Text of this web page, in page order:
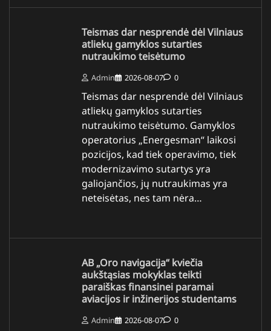
Teismas dar nesprendė dėl Vilniaus
atliekų gamyklos sutarties
nutraukimo teisėtumo
Admin 2026-08-07 0
Teismas dar nesprendė dėl Vilniaus
atliekų gamyklos sutarties
nutraukimo teisėtumo. Gamyklos
operatorius „Energesman“ laikosi
pozicijos, kad tiek operavimo, tiek
modernizavimo sutartys yra
galiojančios, jų nutraukimas yra
neteisėtas, nes tam nėra…
AB „Oro navigacija“ kviečia
aukštąsias mokyklas teikti
paraiškas finansinei paramai
aviacijos ir inžinerijos studentams
Admin 2026-08-07 0